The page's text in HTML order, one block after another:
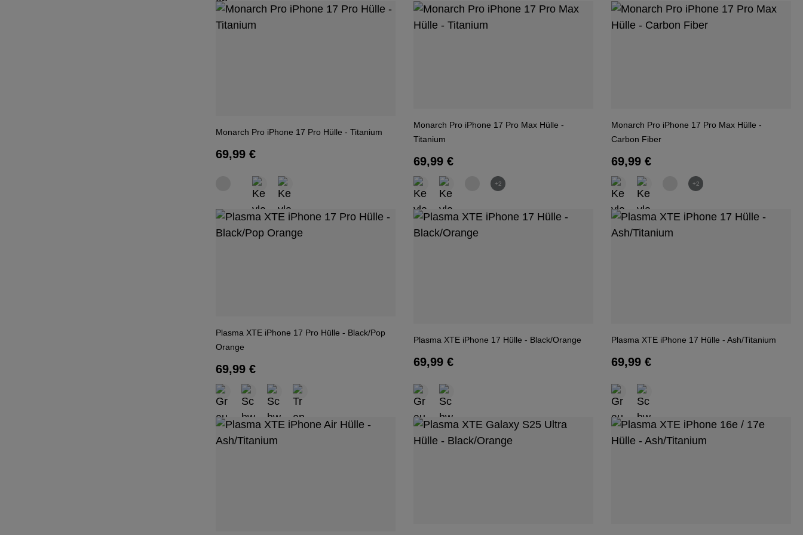
Monarch Pro iPhone 17 Pro Hülle - Titanium
Regulärer Preis:
69,99 €
Monarch Pro iPhone 17 Pro Max Hülle -
Titanium
Regulärer Preis:
69,99 €
+2
Monarch Pro iPhone 17 Pro Max Hülle -
Carbon Fiber
Regulärer Preis:
69,99 €
+2
Plasma XTE iPhone 17 Pro Hülle - Black/Pop
Orange
Regulärer Preis:
69,99 €
Plasma XTE iPhone 17 Hülle - Black/Orange
Regulärer Preis:
69,99 €
Plasma XTE iPhone 17 Hülle - Ash/Titanium
Regulärer Preis:
69,99 €